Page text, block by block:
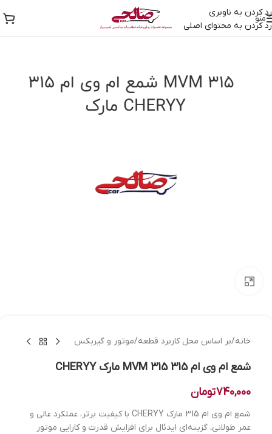
رد کردن به ناوبری
رد کردن به محتوای اصلی
منو
خانه/بر اساس محل کاربرد قطعه/موتور و گیربکس
شمع ام وی ام 315 MVM 315 مارک CHERYY
740,000تومان
شمع ام وی ام 315 مارک CHERYY با کیفیت برتر، عملکرد عالی و
عمر طولانی، گزینه‌ای ایدئال برای افزایش قدرت و کارایی موتور